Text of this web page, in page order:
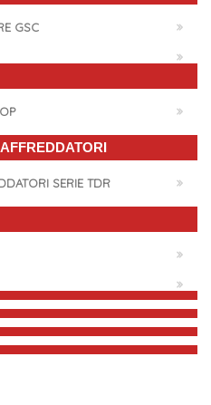
GSC
SERIE TDR